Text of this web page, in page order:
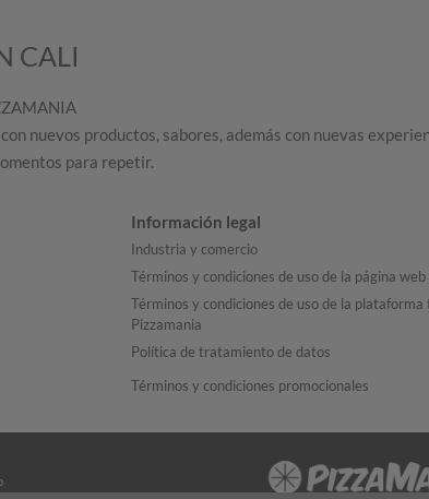
CALI
nuevos productos, sabores, además con nuevas
para repetir.
Información legal
Industria y comercio
Términos y condiciones de uso de la página
Términos y condiciones de uso de la plataforma
Pizzamania
Política de tratamiento de datos
Términos y condiciones promocionales